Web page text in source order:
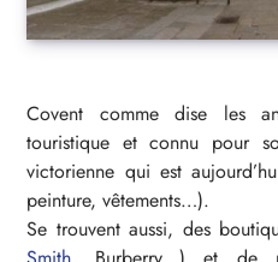
Covent comme dise les
touristique et connu pour
victorienne qui est
peinture, vêtements…).
Se trouvent aussi, des